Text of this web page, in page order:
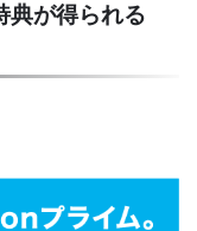
典が得られる